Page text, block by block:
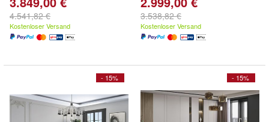
4.541,82 €
Kostenloser Versand
3.538,82 €
Kostenloser Versand
- 15% - 15%